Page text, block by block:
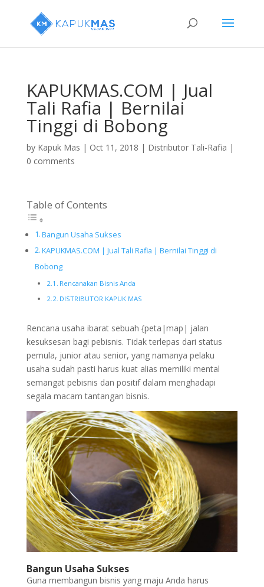
KAPUKMAS.COM | Jual
Tali Rafia | Bernilai
Tinggi di Bobong
by Kapuk Mas | Oct 11, 2018 | Distributor Tali-Rafia |
0 comments
Table of Contents
Bangun Usaha Sukses
KAPUKMAS.COM | Jual Tali Rafia | Bernilai Tinggi di
Bobong
Rencanakan Bisnis Anda
DISTRIBUTOR KAPUK MAS
Rencana usaha ibarat sebuah {peta|map| jalan
kesuksesan bagi pebisnis. Tidak terlepas dari status
pemula, junior atau senior, yang namanya pelaku
usaha sudah pasti harus kuat alias memiliki mental
semangat pebisnis dan positif dalam menghadapi
segala macam tantangan bisnis.
Bangun Usaha Sukses
Guna membangun bisnis yang maju Anda harus